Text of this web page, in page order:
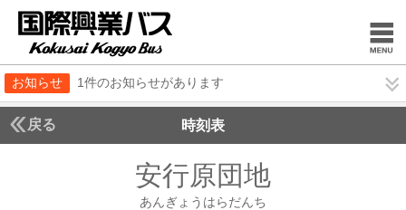
お知らせ 1件のお知らせがあります
戻る 時刻表
安行原団地
あんぎょうはらだんち